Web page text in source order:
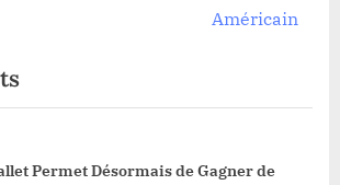
Américain
Permet Désormais de Gagner de